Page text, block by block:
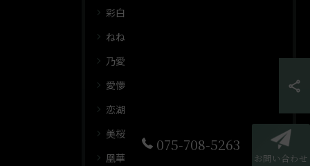
彩白
ねね
乃愛
愛懜
恋湖
美桜
凰華
075-708-5263
お問い合わせ